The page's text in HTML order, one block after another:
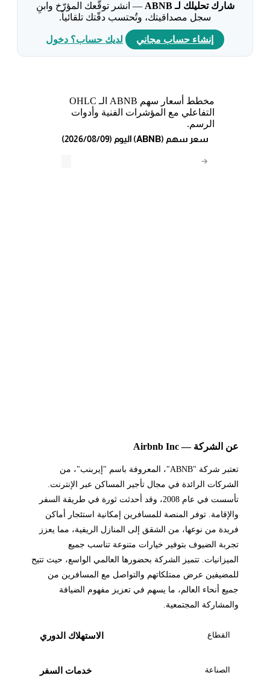
شارك تحليلك لـ ABNB
— انشر توقّعك المؤرّخ وابنِ
سجل مصداقيتك، وتُحتسب دقّتك تلقائياً.
إنشاء حساب مجاني لديك حساب؟ دخول
مخطط أسعار سهم ABNB الـ OHLC
التفاعلي مع المؤشرات الفنية وأدوات
الرسم.
→
(2026/08/09) اليوم (ABNB) سعر سهم
عن الشركة — Airbnb Inc
تعتبر شركة "ABNB"، المعروفة باسم "إيربنب"، من
الشركات الرائدة في مجال تأجير المساكن عبر الإنترنت.
تأسست في عام 2008، وقد أحدثت ثورة في طريقة السفر
والإقامة. توفر المنصة للمسافرين إمكانية استئجار أماكن
فريدة من نوعها، من الشقق إلى المنازل الريفية، مما يعزز
تجربة الضيوف بتوفير خيارات متنوعة تناسب جميع
الميزانيات. تتميز الشركة بحضورها العالمي الواسع، حيث تتيح
للمضيفين عرض ممتلكاتهم والتواصل مع المسافرين من
جميع أنحاء العالم، ما يسهم في تعزيز مفهوم الضيافة
والمشاركة المجتمعية.
القطاع الاستهلاك الدوري
الصناعة خدمات السفر